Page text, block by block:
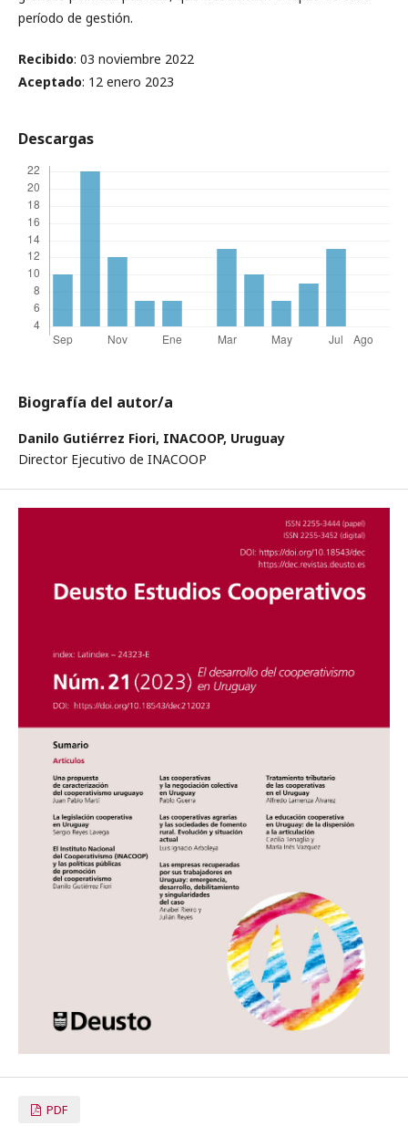
período de gestión.
Recibido: 03 noviembre 2022
Aceptado: 12 enero 2023
Descargas
Biografía del autor/a
Danilo Gutiérrez Fiori, INACOOP, Uruguay
Director Ejecutivo de INACOOP
PDF